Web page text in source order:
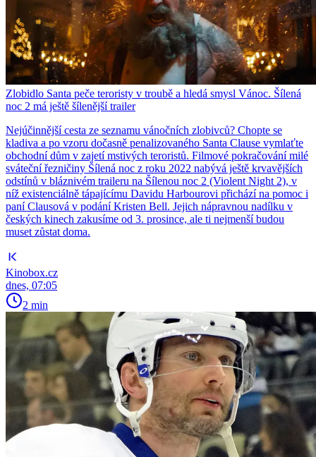
Zlobidlo Santa peče teroristy v troubě a hledá smysl Vánoc. Šílená
noc 2 má ještě šílenější trailer
Nejúčinnější cesta ze seznamu vánočních zlobivců? Chopte se
kladiva a po vzoru dočasně penalizovaného Santa Clause vymlaťte
obchodní dům v zajetí mstivých teroristů. Filmové pokračování milé
sváteční řezničiny Šílená noc z roku 2022 nabývá ještě krvavějších
odstínů v bláznivém traileru na Šílenou noc 2 (Violent Night 2), v
níž existenciálně tápajícímu Davidu Harbourovi přichází na pomoc i
paní Clausová v podání Kristen Bell. Jejich nápravnou nadílku v
českých kinech zakusíme od 3. prosince, ale ti nejmenší budou
muset zůstat doma.
Kinobox.cz
dnes, 07:05
2 min